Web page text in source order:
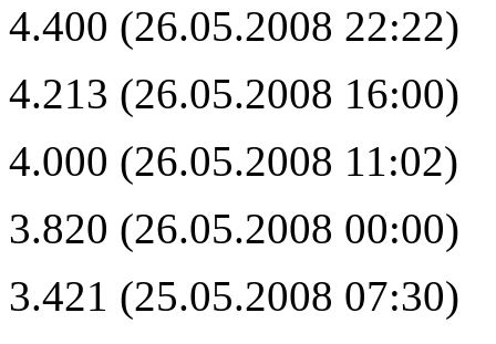
4.400 (26.05.2008 22:22)
4.213 (26.05.2008 16:00)
4.000 (26.05.2008 11:02)
3.820 (26.05.2008 00:00)
3.421 (25.05.2008 07:30)